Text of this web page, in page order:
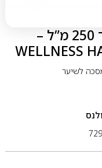
וולנס מסכת צבע אפור 250 מ”ל –
WELLNESS
לשיער